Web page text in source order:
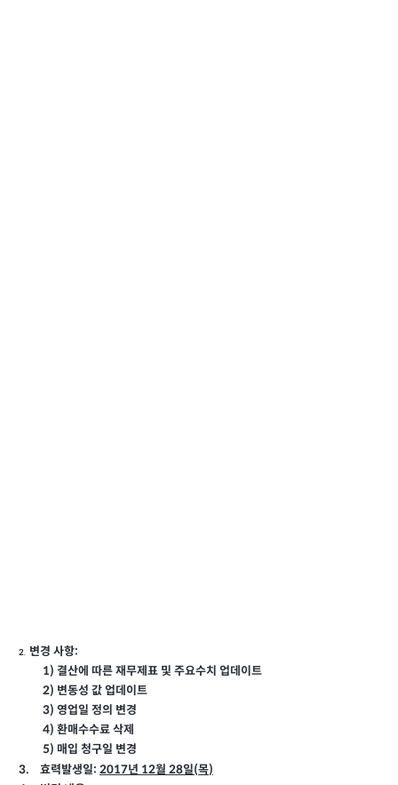
2. 변경 사항:
1) 결산에 따른 재무제표 및 주요수치 업데이트
2) 변동성 값 업데이트
3) 영업일 정의 변경
4) 환매수수료 삭제
5) 매입 청구일 변경
3.
효력발생일: 2017년 12월 28일(목)